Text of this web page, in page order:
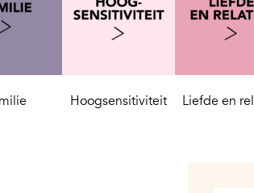
Hoogsensitiviteit Liefde en